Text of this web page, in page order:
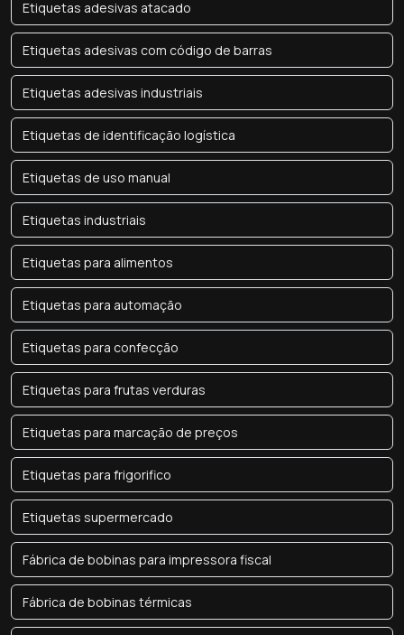
Etiquetas adesivas atacado
Etiquetas adesivas com código de barras
Etiquetas adesivas industriais
Etiquetas de identificação logística
Etiquetas de uso manual
Etiquetas industriais
Etiquetas para alimentos
Etiquetas para automação
Etiquetas para confecção
Etiquetas para frutas verduras
Etiquetas para marcação de preços
Etiquetas para frigorifico
Etiquetas supermercado
Fábrica de bobinas para impressora fiscal
Fábrica de bobinas térmicas